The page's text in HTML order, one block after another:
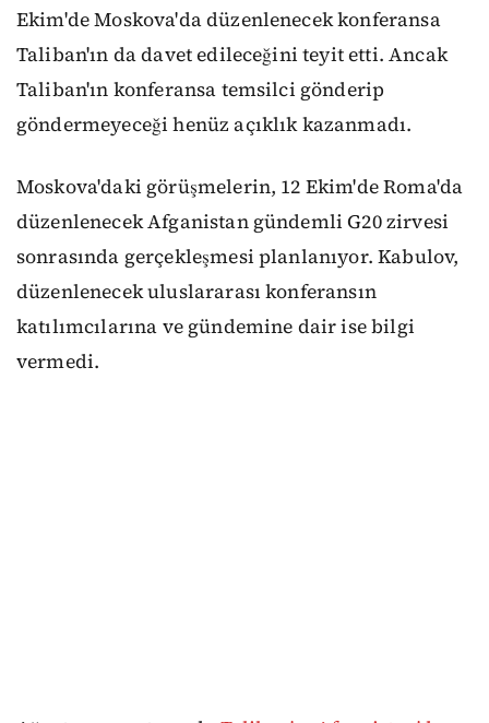
Ekim'de Moskova'da düzenlenecek konferansa
Taliban'ın da davet edileceğini teyit etti. Ancak
Taliban'ın konferansa temsilci gönderip
göndermeyeceği henüz açıklık kazanmadı.
Moskova'daki görüşmelerin, 12 Ekim'de Roma'da
düzenlenecek Afganistan gündemli G20 zirvesi
sonrasında gerçekleşmesi planlanıyor. Kabulov,
düzenlenecek uluslararası konferansın
katılımcılarına ve gündemine dair ise bilgi
vermedi.